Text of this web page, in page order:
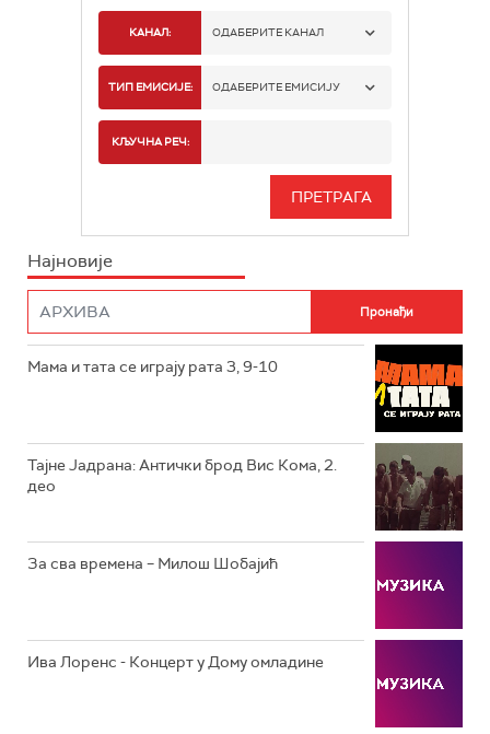
КАНАЛ: ОДАБЕРИТЕ КАНАЛ
РТС 1
РТС 3
РТС ЖИВОТ
РТС КОЛО
ТИП ЕМИСИЈЕ: ОДАБЕРИТЕ ЕМИСИЈУ
ИНФО
КЉУЧНА РЕЧ:
Најновије
Мама и тата се играју рата 3, 9-10
Тајне Јадрана: Антички брод Вис Кома, 2.
део
За сва времена – Милош Шобајић
Ива Лоренс - Концерт у Дому омладине